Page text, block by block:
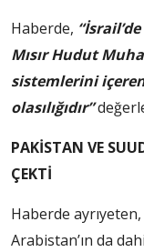
Haberde,
Mısır Hudut
sistemlerini
olasılığıdır”
PAKİSTAN VE
ÇEKTİ
Haberde
Arabistan’ın da